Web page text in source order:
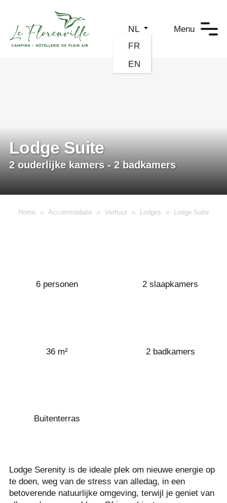
NL
FR
EN
Menu
Lodge Suite
2 ouderlijke kamers - 2 badkamers
Home » Accommodatie » Verhuur » Lodges » Lodge Suite
6 personen 2 slaapkamers
36 m² 2 badkamers
Buitenterras
Lodge Serenity is de ideale plek om nieuwe energie op
te doen, weg van de stress van alledag, in een
betoverende natuurlijke omgeving, terwijl je geniet van